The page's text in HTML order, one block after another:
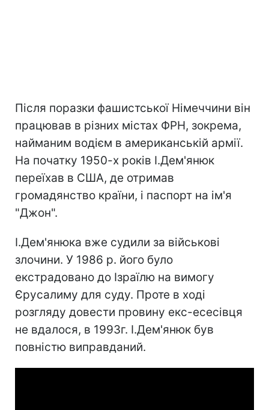
Після поразки фашистської Німеччини він
працював в різних містах ФРН, зокрема,
найманим водієм в американській армії.
На початку 1950-х років І.Дем'янюк
переїхав в США, де отримав
громадянство країни, і паспорт на ім'я
"Джон".
І.Дем'янюка вже судили за військові
злочини. У 1986 р. його було
екстрадовано до Ізраїлю на вимогу
Єрусалиму для суду. Проте в ході
розгляду довести провину екс-есесівця
не вдалося, в 1993г. І.Дем'янюк був
повністю виправданий.